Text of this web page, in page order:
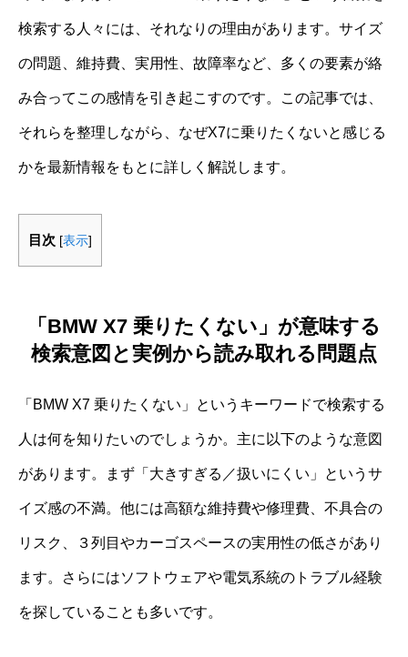
検索する人々には、それなりの理由があります。サイズ
の問題、維持費、実用性、故障率など、多くの要素が絡
み合ってこの感情を引き起こすのです。この記事では、
それらを整理しながら、なぜX7に乗りたくないと感じる
かを最新情報をもとに詳しく解説します。
目次 [表示]
「BMW X7 乗りたくない」が意味する
検索意図と実例から読み取れる問題点
「BMW X7 乗りたくない」というキーワードで検索する
人は何を知りたいのでしょうか。主に以下のような意図
があります。まず「大きすぎる／扱いにくい」というサ
イズ感の不満。他には高額な維持費や修理費、不具合の
リスク、３列目やカーゴスペースの実用性の低さがあり
ます。さらにはソフトウェアや電気系統のトラブル経験
を探していることも多いです。